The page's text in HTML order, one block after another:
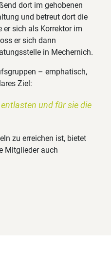
dort im gehobenen
und betreut dort die
er sich als Korrektor im
er sich dann
in Mechernich.
– emphatisch,
Ziel:
und für sie die
zu erreichen ist, bietet
Mitglieder auch